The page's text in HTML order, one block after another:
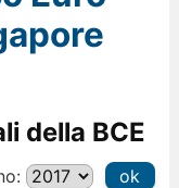
della BCE
ok